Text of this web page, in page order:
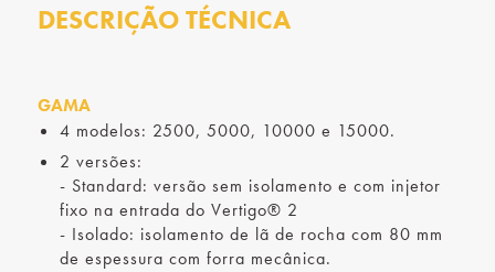
DESCRIÇÃO TÉCNICA
GAMA
4 modelos: 2500, 5000, 10000 e 15000.
2 versões:
- Standard: versão sem isolamento e com injetor
fixo na entrada do Vertigo® 2
- Isolado: isolamento de lã de rocha com 80 mm
de espessura com forra mecânica.